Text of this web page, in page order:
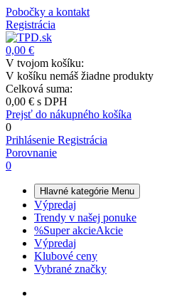
Pobočky a kontakt
Registrácia
0,00 €
V tvojom košíku:
V košíku nemáš žiadne produkty
Celková suma:
0,00 € s DPH
Prejsť do nákupného košíka
0
Prihlásenie Registrácia
Porovnanie
0
Hlavné kategórie Menu
Výpredaj
Trendy v našej ponuke
%Super akcieAkcie
Výpredaj
Klubové ceny
Vybrané značky